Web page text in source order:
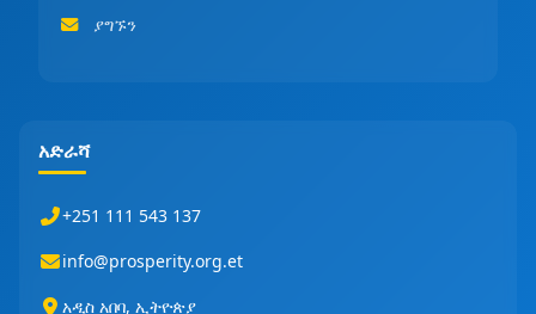
ያግኙን
አድራሻ
+251 111 543 137
info@prosperity.org.et
አዲስ አበባ, ኢትዮጵያ